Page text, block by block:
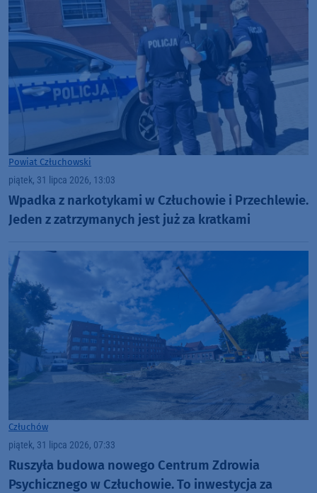
Powiat Człuchowski
piątek, 31 lipca 2026, 13:03
Wpadka z narkotykami w Człuchowie i Przechlewie.
Jeden z zatrzymanych jest już za kratkami
Człuchów
piątek, 31 lipca 2026, 07:33
Ruszyła budowa nowego Centrum Zdrowia
Psychicznego w Człuchowie. To inwestycja za